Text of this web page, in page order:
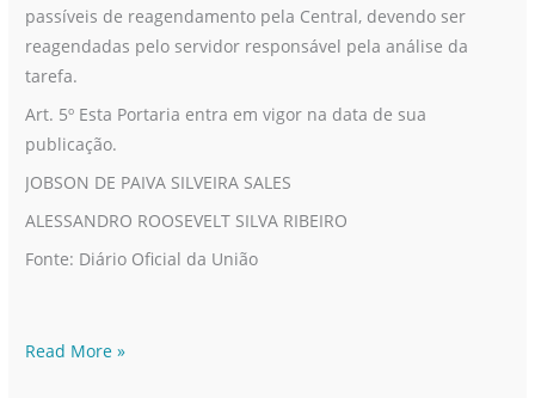
passíveis de reagendamento pela Central, devendo ser
reagendadas pelo servidor responsável pela análise da
tarefa.
Art. 5º Esta Portaria entra em vigor na data de sua
publicação.
JOBSON DE PAIVA SILVEIRA SALES
ALESSANDRO ROOSEVELT SILVA RIBEIRO
Fonte: Diário Oficial da União
Read More »